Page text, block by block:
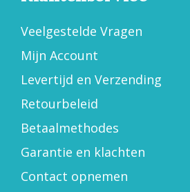
Veelgestelde Vragen
Mijn Account
Levertijd en Verzending
Retourbeleid
Betaalmethodes
Garantie en klachten
Contact opnemen